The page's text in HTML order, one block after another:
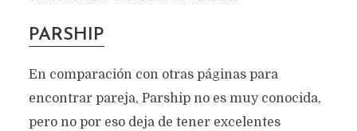
PARSHIP
En comparación con otras páginas para
encontrar pareja, Parship no es muy conocida,
pero no por eso deja de tener excelentes